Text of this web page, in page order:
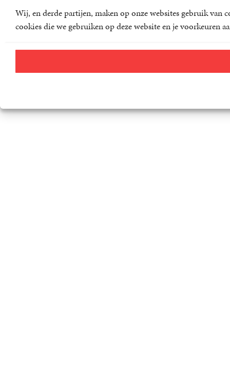
Wij, en derde partijen, maken op onze websites gebruik van
cookies die we gebruiken op deze website en je voorkeuren